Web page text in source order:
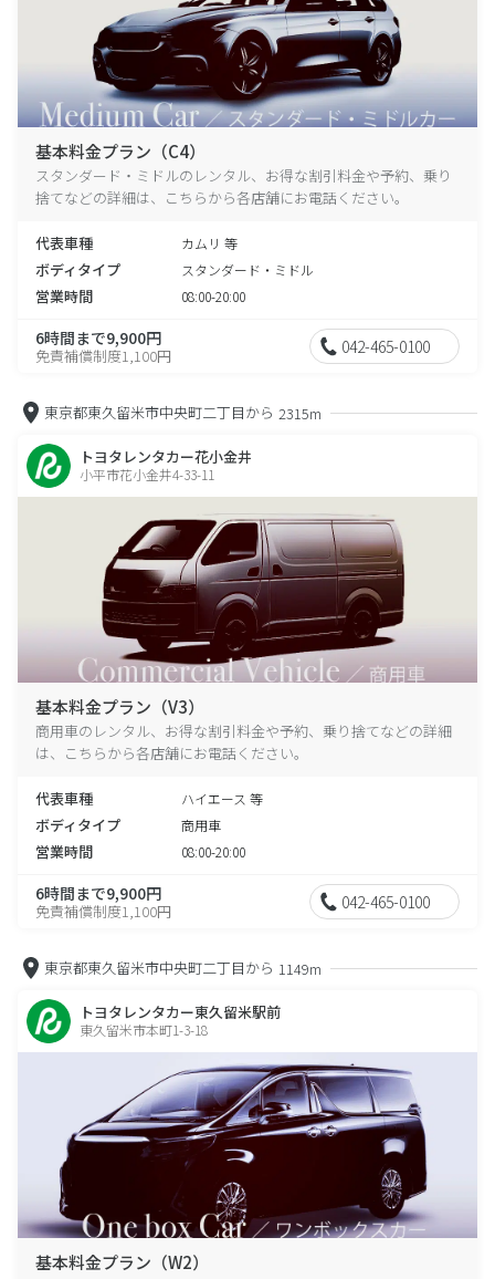
基本料金プラン（C4）
スタンダード・ミドルのレンタル、お得な割引料金や予約、乗り
捨てなどの詳細は、こちらから各店舗にお電話ください。
代表車種 カムリ 等
ボディタイプ スタンダード・ミドル
営業時間 08:00-20:00
6時間まで9,900円
免責補償制度1,100円 042-465-0100
東京都東久留米市中央町二丁目から 2315m
トヨタレンタカー花小金井
小平市花小金井4-33-11
基本料金プラン（V3）
商用車のレンタル、お得な割引料金や予約、乗り捨てなどの詳細
は、こちらから各店舗にお電話ください。
代表車種 ハイエース 等
ボディタイプ 商用車
営業時間 08:00-20:00
6時間まで9,900円
免責補償制度1,100円 042-465-0100
東京都東久留米市中央町二丁目から 1149m
トヨタレンタカー東久留米駅前
東久留米市本町1-3-18
基本料金プラン（W2）